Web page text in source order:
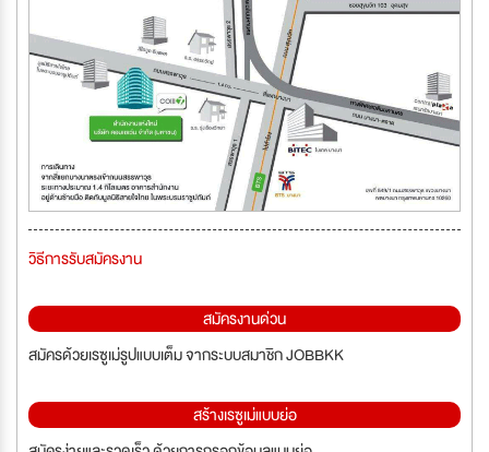
วิธีการรับสมัครงาน
สมัครงานด่วน
สมัครด้วยเรซูเม่รูปแบบเต็ม จากระบบสมาชิก JOBBKK
สร้างเรซูเม่แบบย่อ